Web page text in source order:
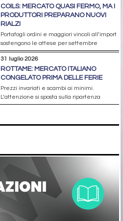
COILS: MERCATO QUASI FERMO, MA I
PRODUTTORI PREPARANO NUOVI
RIALZI
Portafogli ordini e maggiori vincoli all’import
sostengono le attese per settembre
31 luglio 2026
ROTTAME: MERCATO ITALIANO
CONGELATO PRIMA DELLE FERIE
Prezzi invariati e scambi ai minimi.
L’attenzione si sposta sulla ripartenza